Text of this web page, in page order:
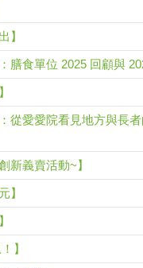
】
膳食單位 2025 回顧與
從愛愛院看見地方與長
新義賣活動~】
】
】